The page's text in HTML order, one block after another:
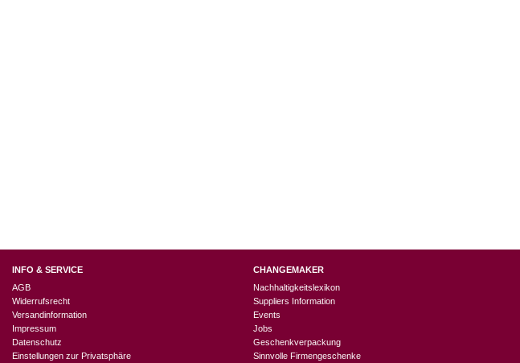
INFO & SERVICE
AGB
Widerrufsrecht
Versandinformation
Impressum
Datenschutz
Einstellungen zur Privatsphäre
CHANGEMAKER
Nachhaltigkeitslexikon
Suppliers Information
Events
Jobs
Geschenkverpackung
Sinnvolle Firmengeschenke